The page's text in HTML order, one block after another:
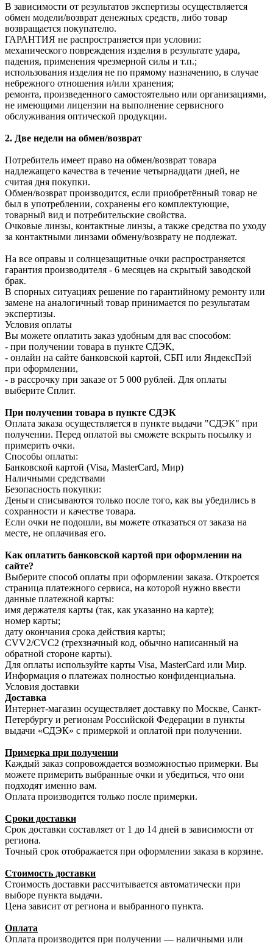
В зависимости от результатов экспертизы осуществляется
обмен модели/возврат денежных средств, либо товар
возвращается покупателю.
ГАРАНТИЯ не распространяется при условии:
механического повреждения изделия в результате удара,
падения, применения чрезмерной силы и т.п.;
использования изделия не по прямому назначению, в случае
небрежного отношения и/или хранения;
ремонта, произведенного самостоятельно или организациями,
не имеющими лицензии на выполнение сервисного
обслуживания оптической продукции.
2. Две недели на обмен/возврат
Потребитель имеет право на обмен/возврат товара
надлежащего качества в течение четырнадцати дней, не
считая дня покупки.
Обмен/возврат производится, если приобретённый товар не
был в употреблении, сохранены его комплектующие,
товарный вид и потребительские свойства.
Очковые линзы, контактные линзы, а также средства по уходу
за контактными линзами обмену/возврату не подлежат.
На все оправы и солнцезащитные очки распространяется
гарантия производителя - 6 месяцев на скрытый заводской
брак.
В спорных ситуациях решение по гарантийному ремонту или
замене на аналогичный товар принимается по результатам
экспертизы.
Условия оплаты
Вы можете оплатить заказ удобным для вас способом:
- при получении товара в пункте СДЭК,
- онлайн на сайте банковской картой, СБП или ЯндексПэй
при оформлении,
- в рассрочку при заказе от 5 000 рублей. Для оплаты
выберите Сплит.
При получении товара в пункте СДЭК
Оплата заказа осуществляется в пункте выдачи "СДЭК" при
получении. Перед оплатой вы сможете вскрыть посылку и
примерить очки.
Способы оплаты:
Банковской картой (Visa, MasterCard, Мир)
Наличными средствами
Безопасность покупки:
Деньги списываются только после того, как вы убедились в
сохранности и качестве товара.
Если очки не подошли, вы можете отказаться от заказа на
месте, не оплачивая его.
Как оплатить банковской картой при оформлении на
сайте?
Выберите способ оплаты при оформлении заказа. Откроется
страница платежного сервиса, на которой нужно ввести
данные платежной карты:
имя держателя карты (так, как указанно на карте);
номер карты;
дату окончания срока действия карты;
CVV2/CVC2 (трехзначный код, обычно написанный на
обратной стороне карты).
Для оплаты используйте карты Visa, MasterCard или Мир.
Информация о платежах полностью конфиденциальна.
Условия доставки
Доставка
Интернет-магазин осуществляет доставку по Москве, Санкт-
Петербургу и регионам Российской Федерации в пункты
выдачи «СДЭК» с примеркой и оплатой при получении.
Примерка при получении
Каждый заказ сопровождается возможностью примерки. Вы
можете примерить выбранные очки и убедиться, что они
подходят именно вам.
Оплата производится только после примерки.
Сроки доставки
Срок доставки составляет от 1 до 14 дней в зависимости от
региона.
Точный срок отображается при оформлении заказа в корзине.
Стоимость доставки
Стоимость доставки рассчитывается автоматически при
выборе пункта выдачи.
Цена зависит от региона и выбранного пункта.
Оплата
Оплата производится при получении — наличными или